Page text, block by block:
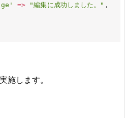
=> "編集に成功しました。" ,
施します。